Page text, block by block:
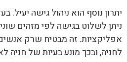
יתרון נוסף הוא ניהול גישה יעיל.
ניתן לשלוט בגישה לפי מזהים
אפליקציות. זה מבטיח שרק
לחניה, ובכך מונע בעיות של חניה